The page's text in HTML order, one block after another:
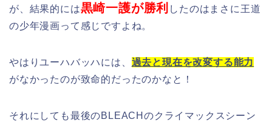
が、結果的には黒崎一護が勝利 したのはまさに王道
の少年漫画って感じですよね。
やはりユーハバッハには、 過去と現在を改変する能力
がなかったのが致命的だったのかなと！
それにしても最後のBLEACHのクライマックスシーン